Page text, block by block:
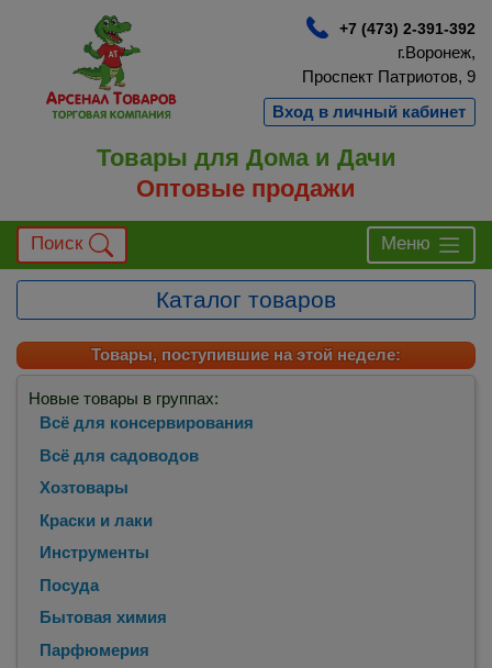
+7 (473) 2-391-392
г.Воронеж,
Проспект Патриотов, 9
Вход в личный кабинет
Товары для Дома и Дачи
Оптовые продажи
Поиск Меню
Каталог товаров
Товары, поступившие на этой неделе:
Новые товары в группах:
Всё для консервирования
Всё для садоводов
Хозтовары
Краски и лаки
Инструменты
Посуда
Бытовая химия
Парфюмерия